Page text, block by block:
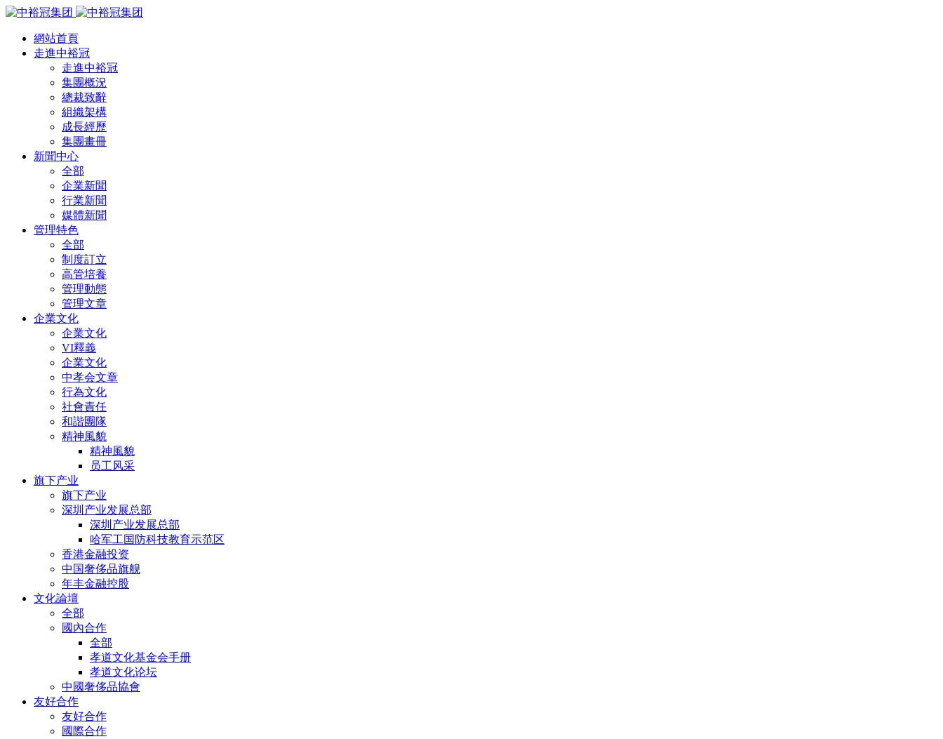
網站首頁
走進中裕冠
走進中裕冠
集團概況
總裁致辭
組織架構
成長經歷
集團畫冊
新聞中心
全部
企業新聞
行業新聞
媒體新聞
管理特色
全部
制度訂立
高管培養
管理動態
管理文章
企業文化
企業文化
VI釋義
企業文化
中孝会文章
行為文化
社會責任
和諧團隊
精神風貌
精神風貌
员工风采
旗下产业
旗下产业
深圳产业发展总部
深圳产业发展总部
哈军工国防科技教育示范区
香港金融投资
中国奢侈品旗舰
年丰金融控股
文化論壇
全部
國內合作
全部
孝道文化基金会手册
孝道文化论坛
中國奢侈品協會
友好合作
友好合作
國際合作